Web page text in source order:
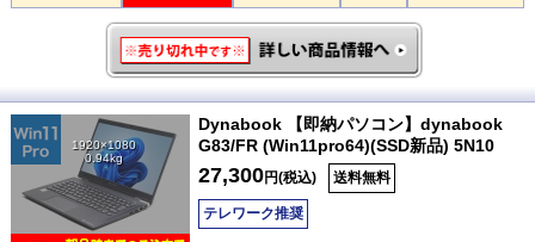
1920×1080
0.94kg
Dynabook 【即納パソコン】dynabook
G83/FR (Win11pro64)(SSD新品) 5N10
27,300円(税込) 送料無料
テレワーク推奨